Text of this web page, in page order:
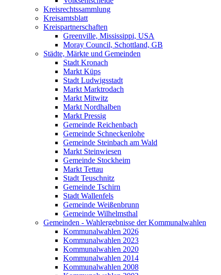
Kreisrechtssammlung
Kreisamtsblatt
Kreispartnerschaften
Greenville, Mississippi, USA
Moray Council, Schottland, GB
Städte, Märkte und Gemeinden
Stadt Kronach
Markt Küps
Stadt Ludwigsstadt
Markt Marktrodach
Markt Mitwitz
Markt Nordhalben
Markt Pressig
Gemeinde Reichenbach
Gemeinde Schneckenlohe
Gemeinde Steinbach am Wald
Markt Steinwiesen
Gemeinde Stockheim
Markt Tettau
Stadt Teuschnitz
Gemeinde Tschirn
Stadt Wallenfels
Gemeinde Weißenbrunn
Gemeinde Wilhelmsthal
Gemeinden - Wahlergebnisse der Kommunalwahlen
Kommunalwahlen 2026
Kommunalwahlen 2023
Kommunalwahlen 2020
Kommunalwahlen 2014
Kommunalwahlen 2008